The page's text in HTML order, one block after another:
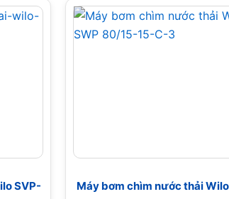
SVP-
Máy bơm chìm nước thải